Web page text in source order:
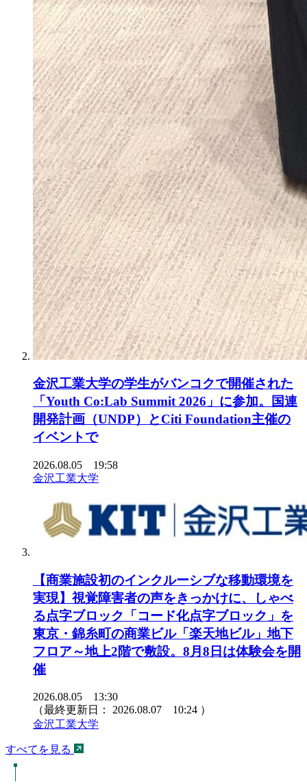
金沢工業大学の学生がバンコクで開催された
「Youth Co:Lab Summit 2026」に参加。国連
開発計画（UNDP）とCiti Foundation主催の
イベントで
2026.08.05 19:58
金沢工業大学
【商業施設初のインクルーシブな移動環境を
実現】視覚障害者の声をきっかけに、しゃべ
る点字ブロック「コード化点字ブロック」を
東京・錦糸町の商業ビル「楽天地ビル」地下
フロア～地上2階で敷設。8月8日は体験会を開
催
2026.08.05 13:30
（最終更新日： 2026.08.07 10:24 ）
金沢工業大学
すべてを見る